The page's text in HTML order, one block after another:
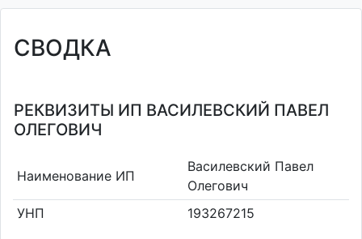
СВОДКА
РЕКВИЗИТЫ ИП ВАСИЛЕВСКИЙ ПАВЕЛ
ОЛЕГОВИЧ
Наименование ИП
Василевский Павел
Олегович
УНП
193267215